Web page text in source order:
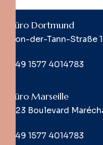
Büro Dortmund
Von-der-Tann-Straße
+49 1577 4014783
Büro Marseille
423 Boulevard
+49 1577 4014783